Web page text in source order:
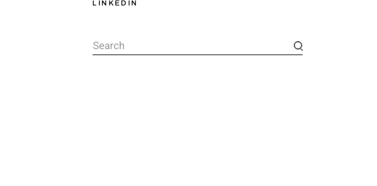
LINKEDIN
Search